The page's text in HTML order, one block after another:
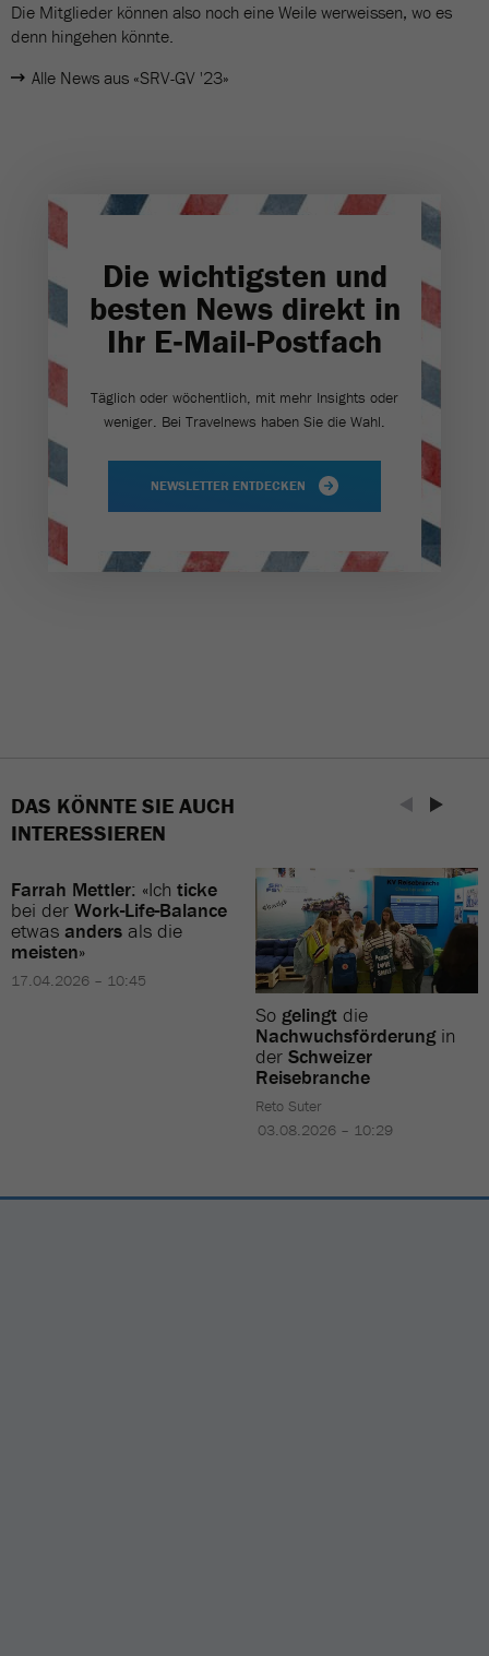
Die Mitglieder können also noch eine Weile werweissen, wo es
denn hingehen könnte.
Alle News aus «SRV-GV '23»
Die wichtigsten und
besten News direkt in
Ihr E‑Mail-Postfach
Täglich oder wöchentlich, mit mehr Insights oder
weniger. Bei Travel­news haben Sie die Wahl.
NEWSLETTER ENTDECKEN
DAS KÖNNTE SIE AUCH
INTERESSIEREN
Farrah Mettler: «Ich ticke
bei der Work-Life-Balance
etwas anders als die
meisten»
17.04.2026 – 10:45
So gelingt die
Nachwuchsförderungin
der Schweizer
Reisebranche
Reto Suter
03.08.2026 – 10:29